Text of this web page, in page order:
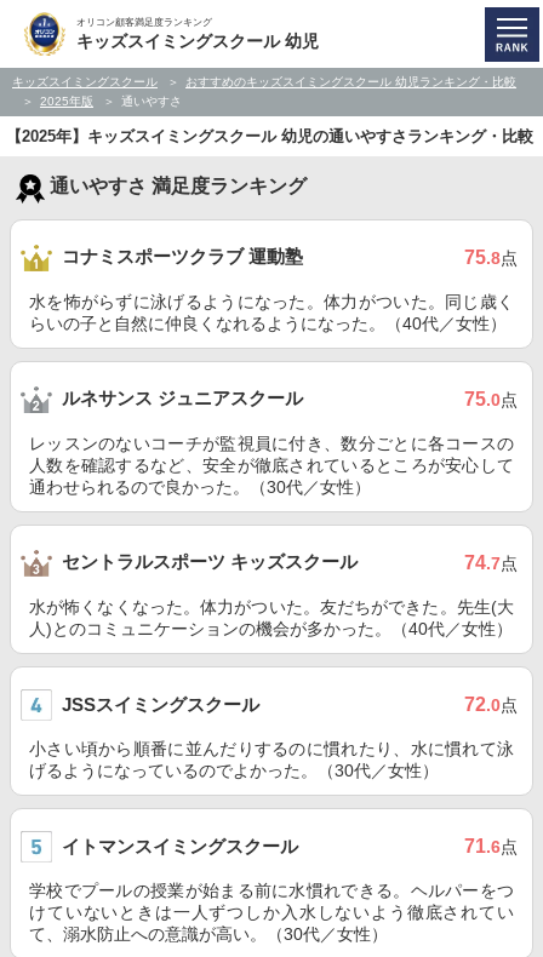
オリコン顧客満足度ランキング
キッズスイミングスクール 幼児
キッズスイミングスクール
おすすめのキッズスイミングスクール 幼児ランキング・比較
2025年版
通いやすさ
【2025年】キッズスイミングスクール 幼児の通いやすさランキング・比較
通いやすさ 満足度ランキング
コナミスポーツクラブ 運動塾 75.8点
水を怖がらずに泳げるようになった。体力がついた。同じ歳く
らいの子と自然に仲良くなれるようになった。（40代／女性）
ルネサンス ジュニアスクール 75.0点
レッスンのないコーチが監視員に付き、数分ごとに各コースの
人数を確認するなど、安全が徹底されているところが安心して
通わせられるので良かった。（30代／女性）
セントラルスポーツ キッズスクール 74.7点
水が怖くなくなった。体力がついた。友だちができた。先生(大
人)とのコミュニケーションの機会が多かった。（40代／女性）
JSSスイミングスクール 72.0点
小さい頃から順番に並んだりするのに慣れたり、水に慣れて泳
げるようになっているのでよかった。（30代／女性）
イトマンスイミングスクール 71.6点
学校でプールの授業が始まる前に水慣れできる。ヘルパーをつ
けていないときは一人ずつしか入水しないよう徹底されてい
て、溺水防止への意識が高い。（30代／女性）